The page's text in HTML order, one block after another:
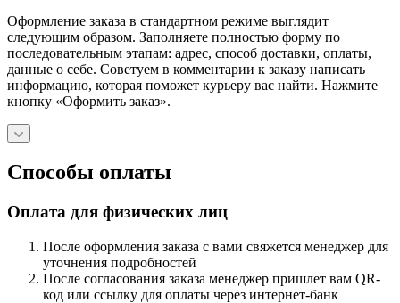
Оформление заказа в стандартном режиме выглядит
следующим образом. Заполняете полностью форму по
последовательным этапам: адрес, способ доставки, оплаты,
данные о себе. Советуем в комментарии к заказу написать
информацию, которая поможет курьеру вас найти. Нажмите
кнопку «Оформить заказ».
Способы оплаты
Оплата для физических лиц
После оформления заказа с вами свяжется менеджер для
уточнения подробностей
После согласования заказа менеджер пришлет вам QR-
код или ссылку для оплаты через интернет-банк